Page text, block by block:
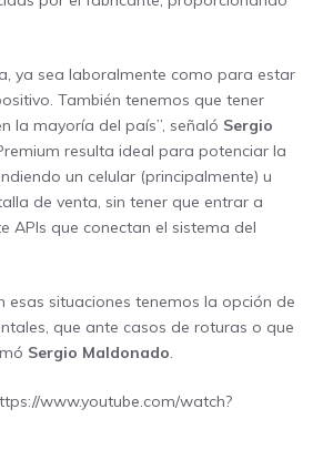
ya sea laboralmente como para estar
También tenemos que tener
la mayoría del país”, señaló Sergio
resulta ideal para potenciar la
un celular (principalmente) u
de venta, sin tener que entrar a
que conectan el sistema del
esas situaciones tenemos la opción de
que ante casos de roturas o que
Sergio Maldonado.
www.youtube.com/watch?